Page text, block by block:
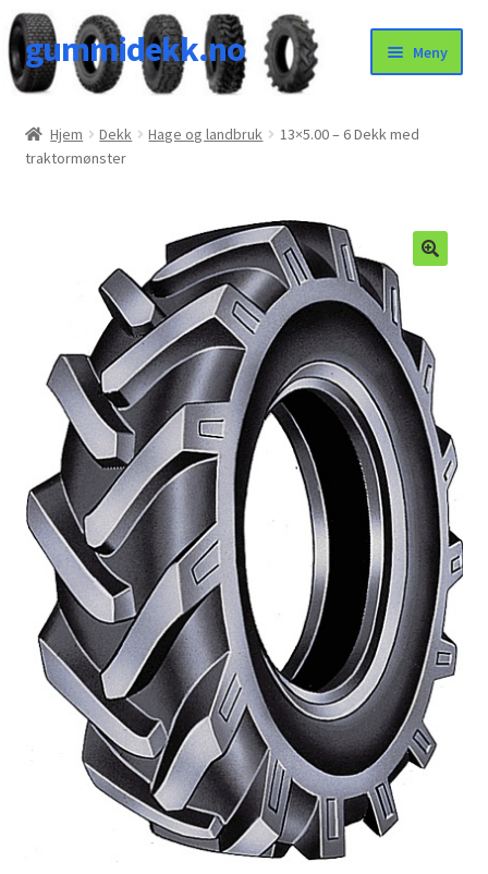
Hopp
til
navigasjon
Hopp
til
innhold
gummidekk.no Meny
Hjem Dekk Hage og landbruk
13×5.00 – 6 Dekk med
traktormønster